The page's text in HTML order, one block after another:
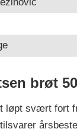
brøt
løpt svært fort